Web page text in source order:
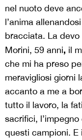
nel nuoto deve
l’anima
bracciata. La
Morini, 59 anni, il
che mi ha preso
meravigliosi giorni
accanto a me a
tutto il lavoro, la
sacrifici,
questi campioni. E